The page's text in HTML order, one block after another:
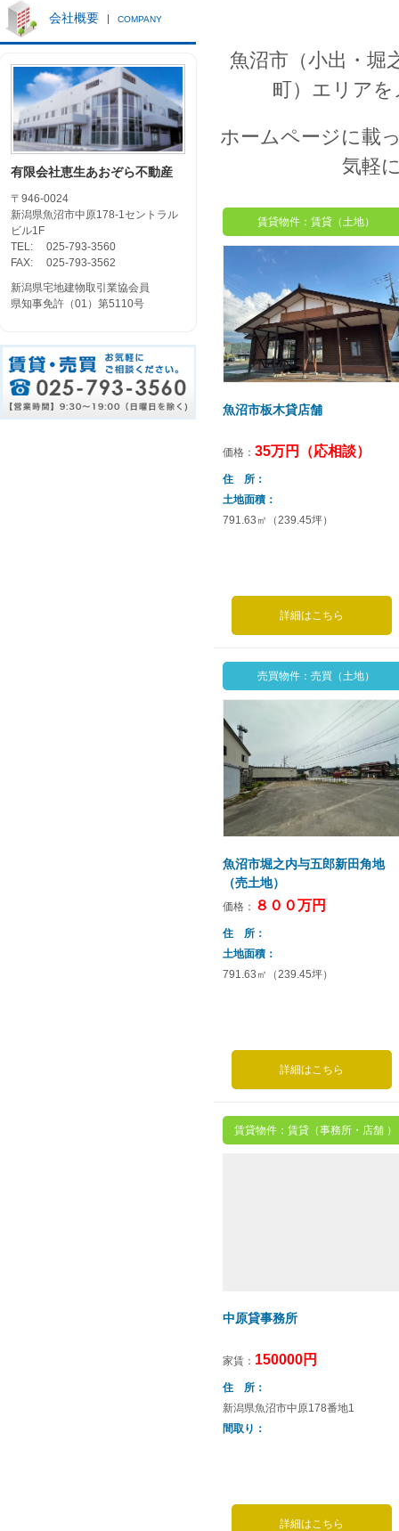
会社概要 COMPANY
有限会社恵生あおぞら不動産
〒946-0024
新潟県魚沼市中原178-1セントラル
ビル1F
TEL:
025-793-3560
FAX:
025-793-3562
新潟県宅地建物取引業協会員
県知事免許（01）第5110号
魚沼市（小出・堀
町）エリア
ホームページに載
気軽
賃貸物件：賃貸（土地）
魚沼市板木貸店舗
価格： 35万円（応相談）
住 所
土地面積
791.63㎡（239.45坪）
詳細はこちら
売買物件：売買（土地）
魚沼市堀之内与五郎新田角地
（売土地）
価格： ８００万円
住 所
土地面積
791.63㎡（239.45坪）
詳細はこちら
賃貸物件：賃貸（事務所・店舗 ）
中原貸事務所
家賃： 150000円
住 所
新潟県魚沼市中原178番地1
間取り
詳細はこちら